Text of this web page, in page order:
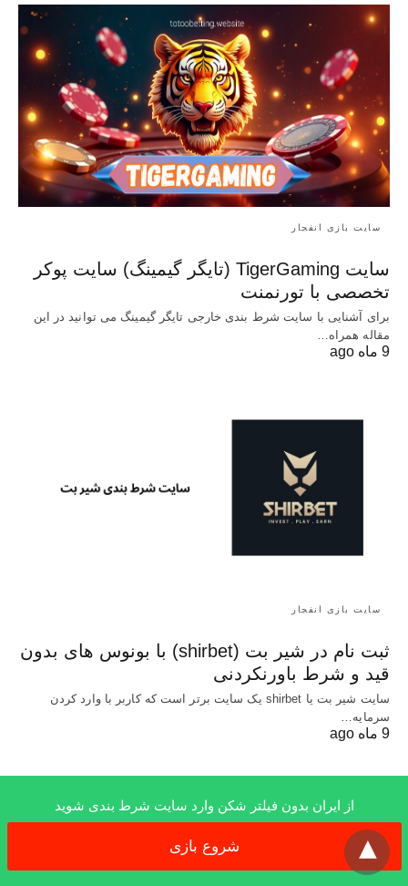
سایت بازی انفجار
سایت TigerGaming (تایگر گیمینگ) سایت پوکر
تخصصی با تورنمنت
برای آشنایی با سایت شرط بندی خارجی تایگر گیمینگ می توانید در این
مقاله همراه…
9 ماه ago
سایت بازی انفجار
ثبت نام در شیر بت (shirbet) با بونوس های بدون
قید و شرط باورنکردنی
سایت شیر بت یا shirbet یک سایت برتر است که کاربر با وارد کردن
سرمایه…
9 ماه ago
از ایران بدون فیلتر شکن وارد سایت شرط بندی شوید
شروع بازی